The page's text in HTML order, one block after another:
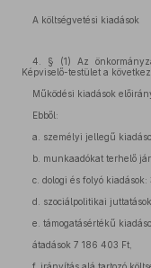
A költségvetési kiadások
4. § (1) Az
Képviselő-testület a
Működési kiadások
Ebből:
a. személyi jellegű
b. munkaadókat terhelő
c. dologi és folyó kiadások:
d. szociálpolitikai
e. támogatásértékű
átadások 7 186 403 Ft,